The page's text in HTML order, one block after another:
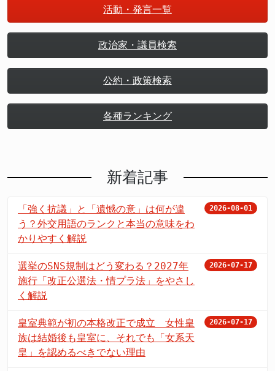
活動・発言一覧
政治家・議員検索
公約・政策検索
各種ランキング
新着記事
「強く抗議」と「遺憾の意」は何が違
う？外交用語のランクと本当の意味をわ
かりやすく解説
2026-08-01
選挙のSNS規制はどう変わる？2027年
施行「改正公選法・情プラ法」をやさし
く解説
2026-07-17
皇室典範が初の本格改正で成立 女性皇
族は結婚後も皇室に、それでも「女系天
皇」を認めるべきでない理由
2026-07-17